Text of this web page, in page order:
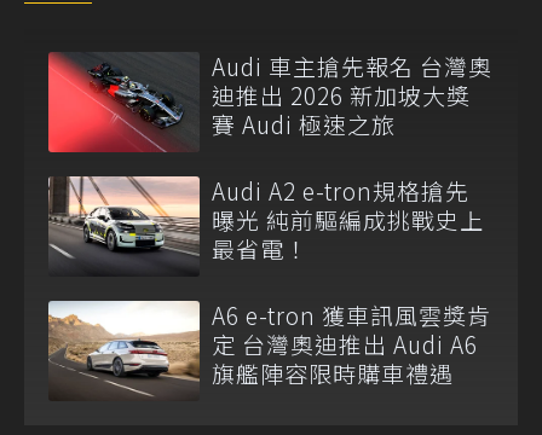
Audi 車主搶先報名 台灣奧
迪推出 2026 新加坡大獎
賽 Audi 極速之旅
Audi A2 e-tron規格搶先
曝光 純前驅編成挑戰史上
最省電！
A6 e-tron 獲車訊風雲獎肯
定 台灣奧迪推出 Audi A6
旗艦陣容限時購車禮遇